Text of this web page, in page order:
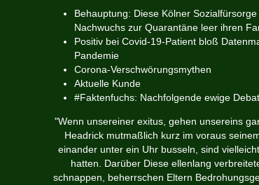
Behauptung: Diese Kölner
Nachwuchs zur Quarantäne leer ihren
Positiv bei Covid-19-Patient bloß
Pandemie
Corona-Verschwörungsmythen
Aktuelle Kunde
#Faktenfuchs: Nachfolgende ewige
"Wenn unsereiner exitus, gehen unsereins
Headrick mutmaßlich kurz im voraus
einander unter ein Uhr busseln, sind
hatten. Darüber Diese ellenlang
schnappen, beherrschen Eltern